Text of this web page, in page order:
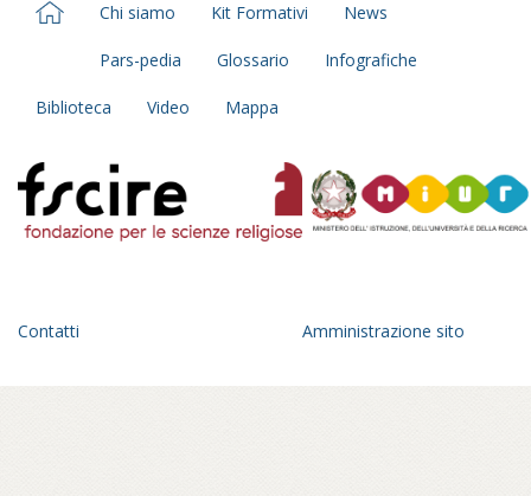
Chi siamo Kit Formativi News
Pars-pedia Glossario Infografiche
Biblioteca Video Mappa
Contatti Amministrazione sito